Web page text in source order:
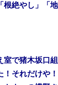
根絶やし」「
室で猪木坂口
！それだけや